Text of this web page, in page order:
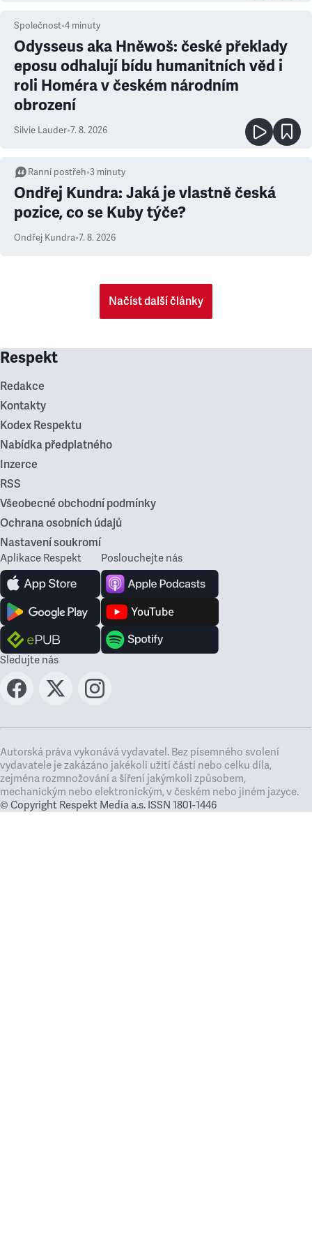
Společnost•4 minuty
Odysseus aka Hněwoš: české překlady
eposu odhalují bídu humanitních věd i
roli Homéra v českém národním
obrození
Silvie Lauder•7. 8. 2026
Ranní postřeh•3 minuty
Ondřej Kundra: Jaká je vlastně česká
pozice, co se Kuby týče?
Ondřej Kundra•7. 8. 2026
Načíst další články
Respekt
Redakce
Kontakty
Kodex Respektu
Nabídka předplatného
Inzerce
RSS
Všeobecné obchodní podmínky
Ochrana osobních údajů
Nastavení soukromí
Aplikace Respekt Poslouchejte nás
Sledujte nás
Autorská práva vykonává vydavatel. Bez písemného svolení
vydavatele je zakázáno jakékoli užití částí nebo celku díla,
zejména rozmnožování a šíření jakýmkoli způsobem,
mechanickým nebo elektronickým, v českém nebo jiném jazyce.
© Copyright Respekt Media a.s. ISSN 1801-1446